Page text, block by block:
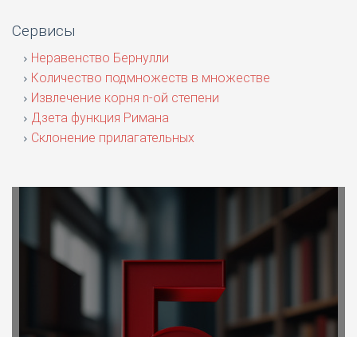
Сервисы
Неравенство Бернулли
Количество подмножеств в множестве
Извлечение корня n-ой степени
Дзета функция Римана
Склонение прилагательных